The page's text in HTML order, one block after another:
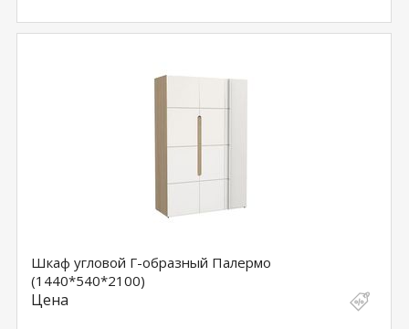
Шкаф угловой Г-образный Палермо
(1440*540*2100)
Цена